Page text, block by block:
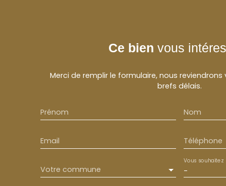
Ce bien vous
Merci de remplir le formulaire, nous
brefs délais.
Prénom Nom
Email Téléphone
Votre commune -
Vous souhaitez